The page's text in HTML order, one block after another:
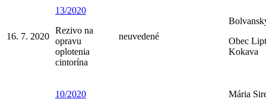
16. 7. 2020
13/2020
Rezivo na
opravu
oplotenia
cintorína
neuvedené
Obec
Kokava
10/2020
Mária